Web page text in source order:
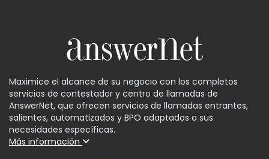
Maximice el alcance de su negocio con los completos
servicios de contestador y centro de llamadas de
AnswerNet, que ofrecen servicios de llamadas entrantes,
salientes, automatizados y BPO adaptados a sus
necesidades específicas.
Más información